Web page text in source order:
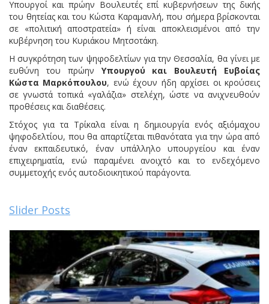
Υπουργοί και πρώην Βουλευτές επί κυβερνήσεων της δικής
του θητείας και του Κώστα Καραμανλή, που σήμερα βρίσκονται
σε «πολιτική αποστρατεία» ή είναι αποκλεισμένοι από την
κυβέρνηση του Κυριάκου Μητσοτάκη.
Η συγκρότηση των ψηφοδελτίων για την Θεσσαλία, θα γίνει με
ευθύνη του πρώην Υπουργού και Βουλευτή Ευβοίας
Κώστα Μαρκόπουλου, ενώ έχουν ήδη αρχίσει οι κρούσεις
σε γνωστά τοπικά «γαλάζια» στελέχη, ώστε να ανιχνευθούν
προθέσεις και διαθέσεις.
Στόχος για τα Τρίκαλα είναι η δημιουργία ενός αξιόμαχου
ψηφοδελτίου, που θα απαρτίζεται πιθανότατα για την ώρα από
έναν εκπαιδευτικό, έναν υπάλληλο υπουργείου και έναν
επιχειρηματία, ενώ παραμένει ανοιχτό και το ενδεχόμενο
συμμετοχής ενός αυτοδιοικητικού παράγοντα.
Slider Posts